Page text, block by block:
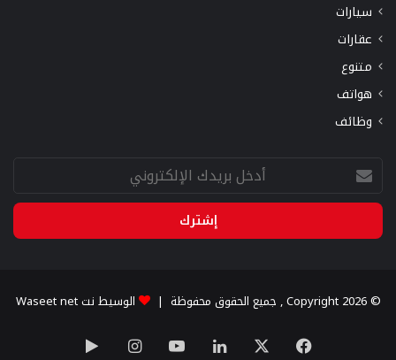
سيارات
عقارات
متنوع
هواتف
وظائف
أدخل
بريدك
الإلكتروني
© Copyright 2026 , جميع الحقوق محفوظة | الوسيط نت Waseet net
فيسبوك لينكدإنيوتيوبانستقرام‏Google